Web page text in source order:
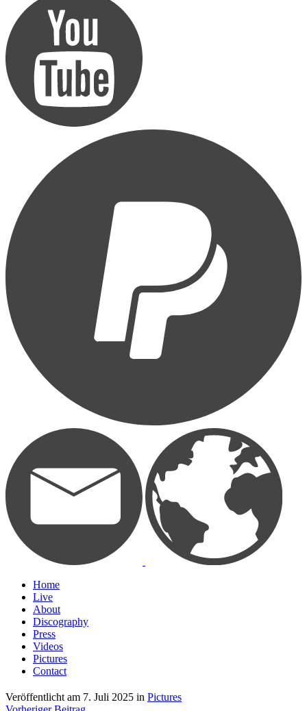
Home
Live
About
Discography
Press
Videos
Pictures
Contact
Veröffentlicht am 7. Juli 2025 in Pictures